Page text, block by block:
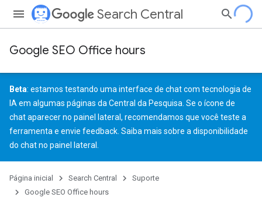
Search Central
Google SEO Office hours
Beta: estamos testando uma interface de chat com tecnologia de
IA em algumas páginas da Central da Pesquisa. Se o ícone de
chat aparecer no painel lateral, recomendamos que você teste a
ferramenta e envie feedback . Saiba mais sobre a disponibilidade
do chat no painel lateral
Página inicial Search Central
Suporte
Google SEO Office hours